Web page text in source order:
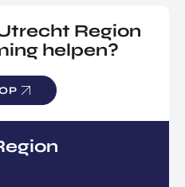
Region
helpen?